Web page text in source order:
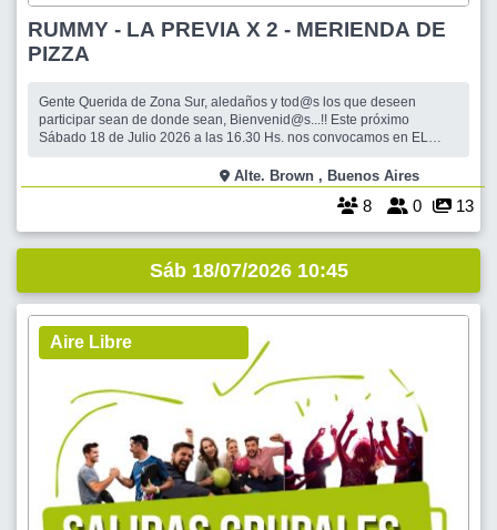
RUMMY - LA PREVIA X 2 - MERIENDA DE
PIZZA
Gente Querida de Zona Sur, aledaños y tod@s los que deseen
participar sean de donde sean, Bienvenid@s...!! Este próximo
Sábado 18 de Julio 2026 a las 16.30 Hs. nos convocamos en EL
Macías, Piso 1, Adrogué. No se suspende por lluvia. EL FARO nos
sigue recibiendo y anticipando
Alte. Brown , Buenos Aires
8 0 13
Sáb 18/07/2026 10:45
Aire Libre